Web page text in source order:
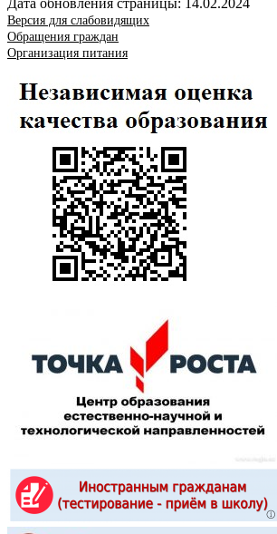
Дата обновления страницы: 14.02.2024
Версия для слабовидящих
Обращения граждан
Организация питания